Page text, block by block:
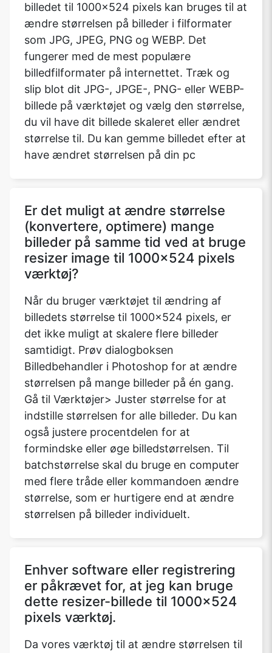
billedet til 1000x524 pixels kan bruges til at
ændre størrelsen på billeder i filformater
som JPG, JPEG, PNG og WEBP. Det
fungerer med de mest populære
billedfilformater på internettet. Træk og
slip blot dit JPG-, JPGE-, PNG- eller WEBP-
billede på værktøjet og vælg den størrelse,
du vil have dit billede skaleret eller ændret
størrelse til. Du kan gemme billedet efter at
have ændret størrelsen på din pc
Er det muligt at ændre størrelse
(konvertere, optimere) mange
billeder på samme tid ved at bruge
resizer image til 1000x524 pixels
værktøj?
Når du bruger værktøjet til ændring af
billedets størrelse til 1000x524 pixels, er
det ikke muligt at skalere flere billeder
samtidigt. Prøv dialogboksen
Billedbehandler i Photoshop for at ændre
størrelsen på mange billeder på én gang.
Gå til Værktøjer> Juster størrelse for at
indstille størrelsen for alle billeder. Du kan
også justere procentdelen for at
formindske eller øge billedstørrelsen. Til
batchstørrelse skal du bruge en computer
med flere tråde eller kommandoen ændre
størrelse, som er hurtigere end at ændre
størrelsen på billeder individuelt.
Enhver software eller registrering
er påkrævet for, at jeg kan bruge
dette resizer-billede til 1000x524
pixels værktøj.
Da vores værktøj til at ændre størrelsen til